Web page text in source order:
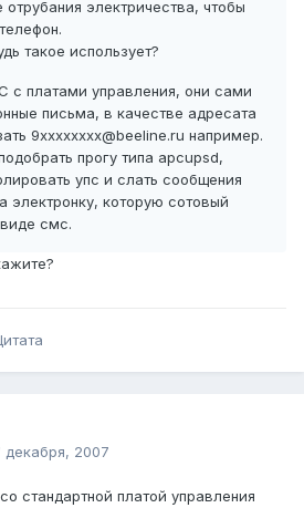
электричества, чтобы
такое использует?
с платами управления, они сами
письма, в качестве адресата
9хххххххх@beeline.ru например.
прогу типа apcupsd,
упс и слать сообщения
которую сотовый
смс.
декабря, 2007
стандартной платой управления